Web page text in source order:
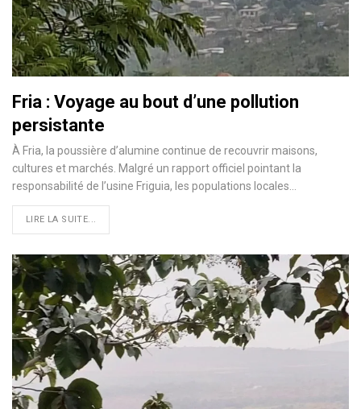
Fria : Voyage au bout d’une pollution
persistante
À Fria, la poussière d’alumine continue de recouvrir maisons,
cultures et marchés. Malgré un rapport officiel pointant la
responsabilité de l’usine Friguia, les populations locales…
LIRE LA SUITE...